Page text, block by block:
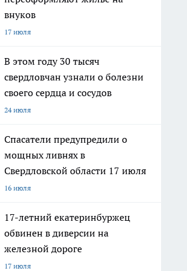
внуков
17 июля
В этом году 30 тысяч
свердловчан узнали о болезни
своего сердца и сосудов
24 июля
Спасатели предупредили о
мощных ливнях в
Свердловской области 17 июля
16 июля
17-летний екатеринбуржец
обвинен в диверсии на
железной дороге
17 июля